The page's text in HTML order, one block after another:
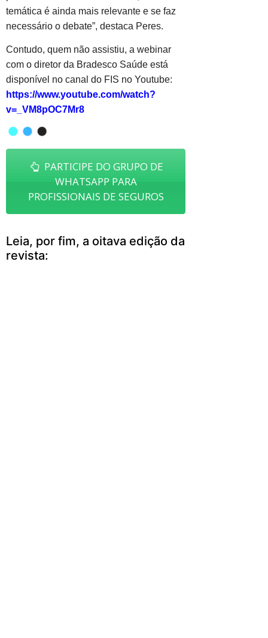
temática é ainda mais relevante e se faz
necessário o debate”, destaca Peres.
Contudo, quem não assistiu, a webinar
com o diretor da Bradesco Saúde está
disponível no canal do FIS no Youtube:
https://www.youtube.com/watch?
v=_VM8pOC7Mr8
PARTICIPE DO GRUPO DE
WHATSAPP PARA
PROFISSIONAIS DE SEGUROS
Leia, por fim, a oitava edição da
revista: